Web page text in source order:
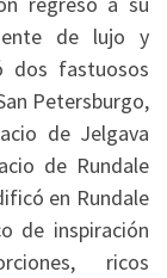
de lujo y
dos fastuosos
Petersburgo,
de Jelgava
de Rundale
en Rundale
de inspiración
ricos